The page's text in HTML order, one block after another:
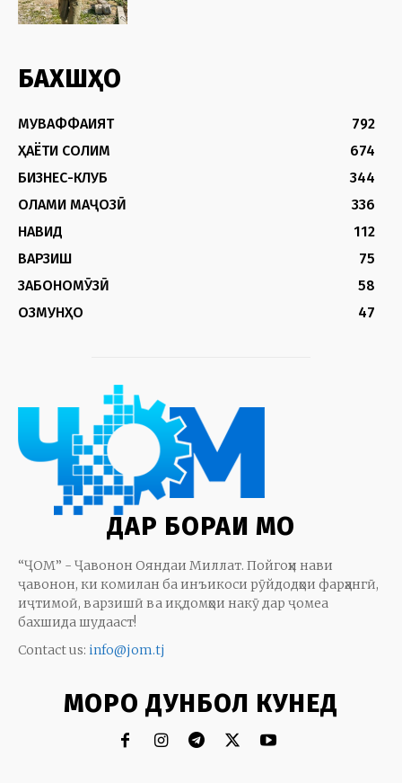
БАХШҲО
МУВАФФАҚИЯТ
792
ҲАЁТИ СОЛИМ
674
БИЗНЕС-КЛУБ
344
ОЛАМИ МАҶОЗӢ
336
НАВИД
112
ВАРЗИШ
75
ЗАБОНОМӮЗӢ
58
ОЗМУНҲО
47
ДАР БОРАИ МО
“ҶОМ” - Ҷавонон Ояндаи Миллат. Пойгоҳи нави
ҷавонон, ки комилан ба инъикоси рӯйдодҳои фарҳангӣ,
иҷтимоӣ, варзишӣ ва иқдомҳои накӯ дар ҷомеа
бахшида шудааст!
Contact us: info@jom.tj
МОРО ДУНБОЛ КУНЕД